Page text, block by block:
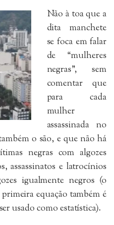
Não à toa que a
dita manchete
se foca em falar
de “mulheres
negras”, sem
comentar que
para cada
mulher
assassinada no
o são, e que não há
negras com algozes
assassinatos e latrocínios
igualmente negros (o
equação também é
usado como estatística).